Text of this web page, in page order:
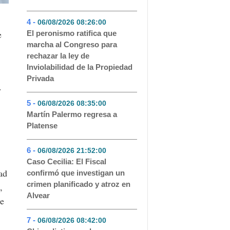
4 - 06/08/2026 08:26:00- 90
El peronismo ratifica que
marcha al Congreso para
rechazar la ley de
Inviolabilidad de la Propiedad
Privada
5 - 06/08/2026 08:35:00- 65
Martín Palermo regresa a
Platense
6 - 06/08/2026 21:52:00- 64
Caso Cecilia: El Fiscal
confirmó que investigan un
crimen planificado y atroz en
Alvear
7 - 06/08/2026 08:42:00- 51